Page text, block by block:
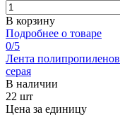
В корзину
Подробнее о товаре
0/5
Лента
серая
В наличии
22 шт
Цена за единицу